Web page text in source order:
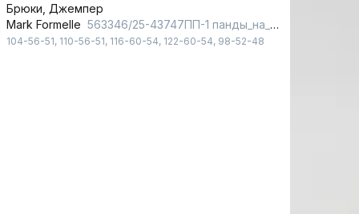
Брюки, Джемпер
Mark Formelle 563346/25-43747ПП-1 панды_на_небесном
104-56-51, 110-56-51, 116-60-54, 122-60-54, 98-52-48